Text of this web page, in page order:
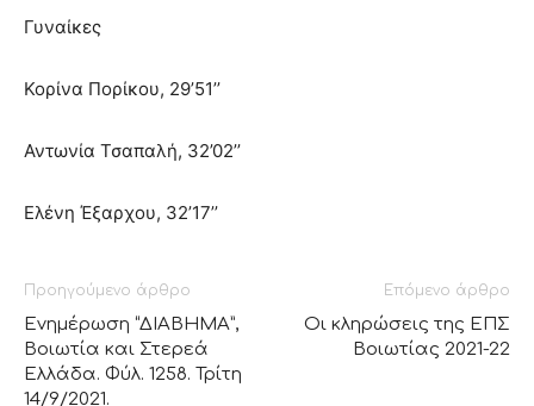
Γυναίκες
Κορίνα Πορίκου, 29’51’’
Αντωνία Τσαπαλή, 32’02’’
Ελένη Έξαρχου, 32’17’’
Προηγούμενο άρθρο
Ενημέρωση “ΔΙΑΒΗΜΑ”,
Βοιωτία και Στερεά
Ελλάδα. Φύλ. 1258. Τρίτη
14/9/2021.
Επόμενο άρθρο
Οι κληρώσεις της ΕΠΣ
Βοιωτίας 2021-22